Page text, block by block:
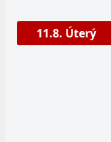
11.8. Úterý